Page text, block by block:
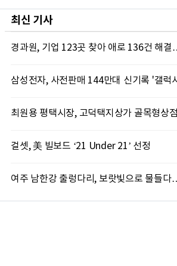
최신 기사
걸셋, 美 빌보드 ‘21 Under 21’ 선정